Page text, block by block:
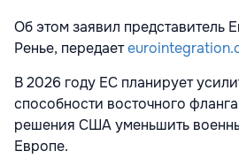
Об этом заявил представитель
Ренье, передает
В 2026 году ЕС планирует
способности восточного
решения США уменьшить
Европе.